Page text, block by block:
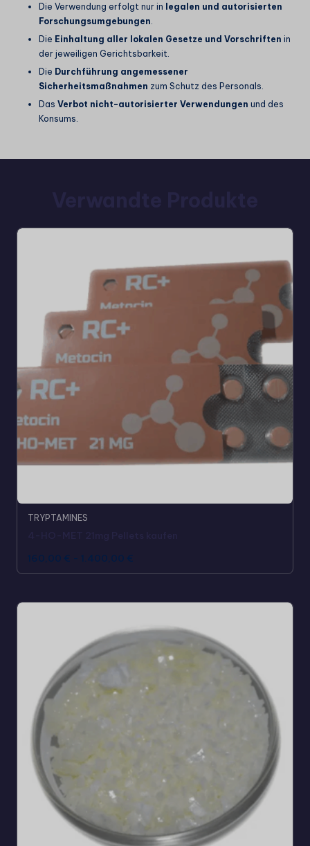
Die Verwendung erfolgt nur in legalen und autorisierten
Forschungsumgebungen
Die Einhaltung aller lokalen Gesetze und Vorschriften in
der jeweiligen Gerichtsbarkeit.
Die Durchführung angemessener
Sicherheitsmaßnahmen zum Schutz des Personals.
Das Verbot nicht-autorisierter Verwendungen und des
Konsums.
TRYPTAMINES
160,00 € - 1.400,00 €